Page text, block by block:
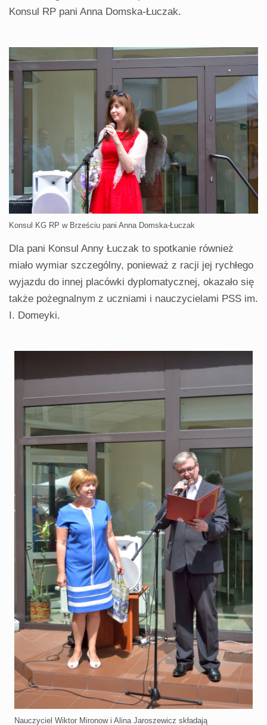
Konsul RP pani Anna Domska-Łuczak.
Konsul KG RP w Brześciu pani Anna Domska-Łuczak
Dla pani Konsul Anny Łuczak to spotkanie również
miało wymiar szczególny, ponieważ z racji jej rychłego
wyjazdu do innej placówki dyplomatycznej, okazało się
także pożegnalnym z uczniami i nauczycielami PSS im.
I. Domeyki.
Nauczyciel Wiktor Mironow i Alina Jaroszewicz składają